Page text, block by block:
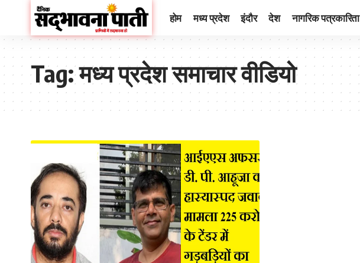
होम मध्य प्रदेश इंदौर देश नागरिक पत्रकारिता
Tag:मध्य प्रदेश समाचार वीडियो